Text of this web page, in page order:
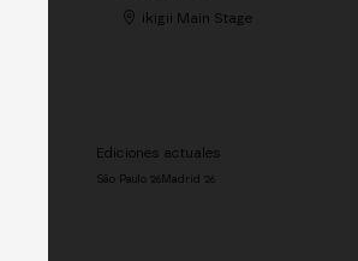
ikigii Main Stage
Ediciones actuales
São Paulo '26 Madrid '26